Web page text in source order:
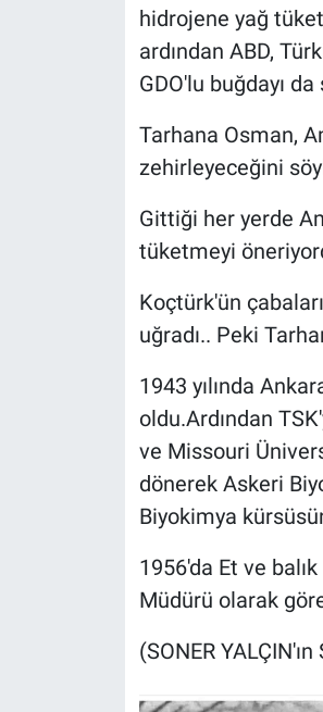
hidrojene yağ
ardından ABD,
GDO'lu buğdayı
Tarhana Osman,
zehirleyeceğini
Gittiği her yerde
tüketmeyi
Koçtürk'ün
uğradı.. Peki
1943 yılında
oldu.Ardından
ve Missouri
dönerek Askeri
Biyokimya
1956'da Et ve
Müdürü olarak
(SONER